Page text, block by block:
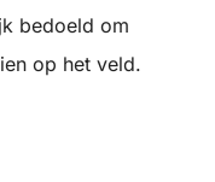
bedoeld om
op het veld.